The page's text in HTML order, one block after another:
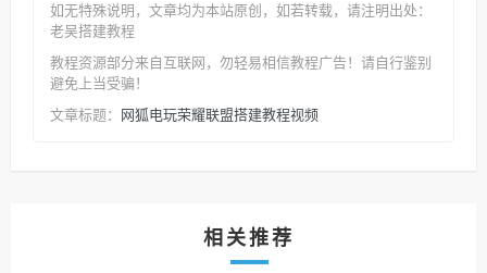
如无特殊说明，文章均为本站原创 ，如若转载，请注明出处：
老吴搭建教程
教程资源部分来自互联网，勿轻易相信教程广告！请自行鉴别
避免上当受骗！
文章标题： 网狐电玩荣耀联盟搭建教程视频
相关推荐